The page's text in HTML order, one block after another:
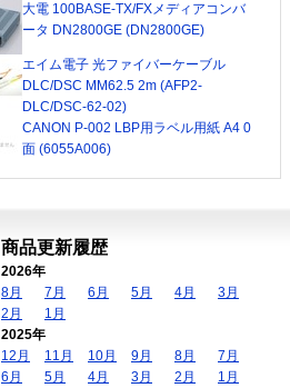
大電 100BASE-TX/FXメディアコンバ
ータ DN2800GE (DN2800GE)
エイム電子 光ファイバーケーブル
DLC/DSC MM62.5 2m (AFP2-
DLC/DSC-62-02)
CANON P-002 LBP用ラベル用紙 A4 0
面 (6055A006)
商品更新履歴
2026年
8月
7月 6月 5月 4月
3月
2月
1月
2025年
12月
11月 10月 9月 8月
7月
6月
5月 4月 3月 2月
1月